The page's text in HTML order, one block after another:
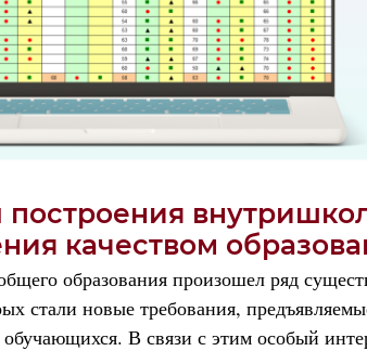
качеством
образования произошел ряд
стали новые требования,
В связи с этимособый